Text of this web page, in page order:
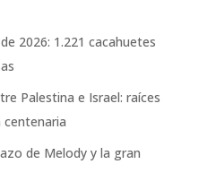
2026: 1.221 cacahuetes
Palestina e Israel: raíces
de Melody y la gran